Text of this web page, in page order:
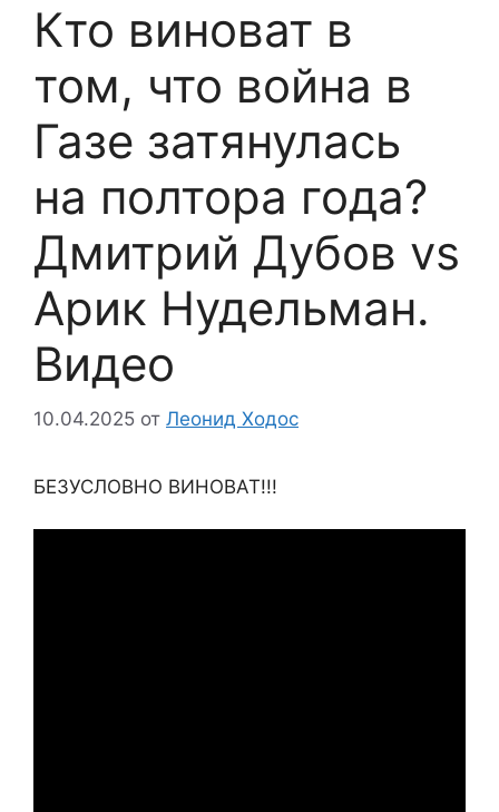
Кто виноват в
том, что война в
Газе затянулась
на полтора года?
Дмитрий Дубов vs
Арик Нудельман.
Видео
10.04.2025 от Леонид Ходос
БЕЗУСЛОВНО ВИНОВАТ!!!